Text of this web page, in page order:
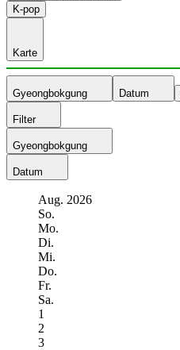
K-pop
Karte
Gyeongbokgung Datum
Filter
Gyeongbokgung
Datum
Aug. 2026
So.
Mo.
Di.
Mi.
Do.
Fr.
Sa.
1
2
3